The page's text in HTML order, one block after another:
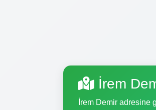
İrem
İrem Demir adresine